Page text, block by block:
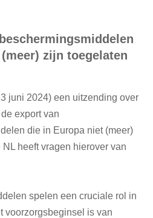
zijn toegelaten
juni 2024) een uitzending over
export van
die in Europa niet (meer)
heeft vragen hierover van
spelen een cruciale rol in
voorzorgsbeginsel is van